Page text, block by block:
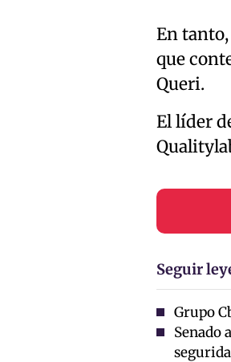
En
que
Queri.
El líder
Seguir
Grupo
Senado